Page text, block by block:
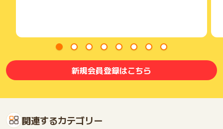
新規会員登録はこちら
関連するカテゴリー